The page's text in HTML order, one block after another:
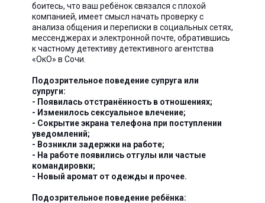
боитесь, что ваш ребёнок связался с плохой
компанией, имеет смысл начать проверку с
анализа общения и переписки в социальных сетях,
мессенджерах и электронной почте, обратившись
к частному детективу детективного агентства
«ОкО» в Сочи.
Подозрительное поведение супруга или
супруги:
- Появилась отстранённость в отношениях;
- Изменилось сексуальное влечение;
- Сокрытие экрана телефона при поступлении
уведомлений;
- Возникли задержки на работе;
- На работе появились отгулы или частые
командировки;
- Новый аромат от одежды и прочее.
Подозрительное поведение ребёнка: